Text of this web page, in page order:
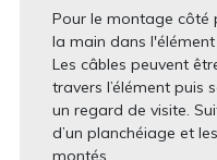
Pour le montage côté
la main dans l'élément
Les câbles peuvent
travers l’élément puis
un regard de visite.
d’un planchéiage et
montés.